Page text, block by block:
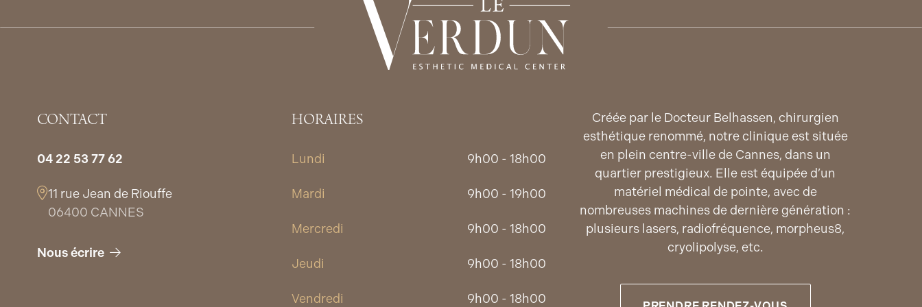
1800€/4 séances TTC
CONTACT
04 22 53 77 62
11 rue Jean de Riouffe
06400 CANNES
Nous écrire
Créée par le Docteur Belhassen, chirurgien
esthétique renommé, notre clinique est située
en plein centre-ville de Cannes, dans un
quartier prestigieux. Elle est équipée d’un
matériel médical de pointe, avec de
nombreuses machines de dernière génération :
plusieurs lasers, radiofréquence, morpheus8,
cryolipolyse, etc.
HORAIRES
Lundi 9h00 - 18h00
Mardi 9h00 - 19h00
Mercredi 9h00 - 18h00
Jeudi 9h00 - 18h00
Vendredi 9h00 - 18h00